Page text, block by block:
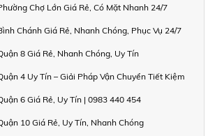
Chợ Lớn Giá Rẻ, Có Mặt Nhanh 24/7
Chánh Giá Rẻ, Nhanh Chóng, Phục Vụ 24/7
8 Giá Rẻ, Nhanh Chóng, Uy Tín
4 Uy Tín – Giải Pháp Vận Chuyển Tiết Kiệm
6 Giá Rẻ, Uy Tín | 0983 440 454
10 Giá Rẻ, Uy Tín, Nhanh Chóng